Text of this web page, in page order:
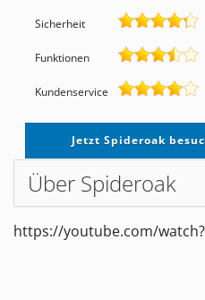
Sicherheit
Funktionen
Kundenservice
Jetzt Spideroak
Über Spideroak
https://youtube.com/